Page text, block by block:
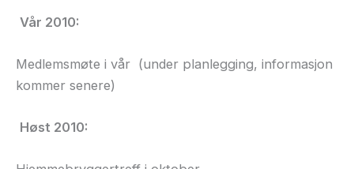
Vår 2010:
Medlemsmøte i vår (under planlegging, informasjon
kommer senere)
Høst 2010: